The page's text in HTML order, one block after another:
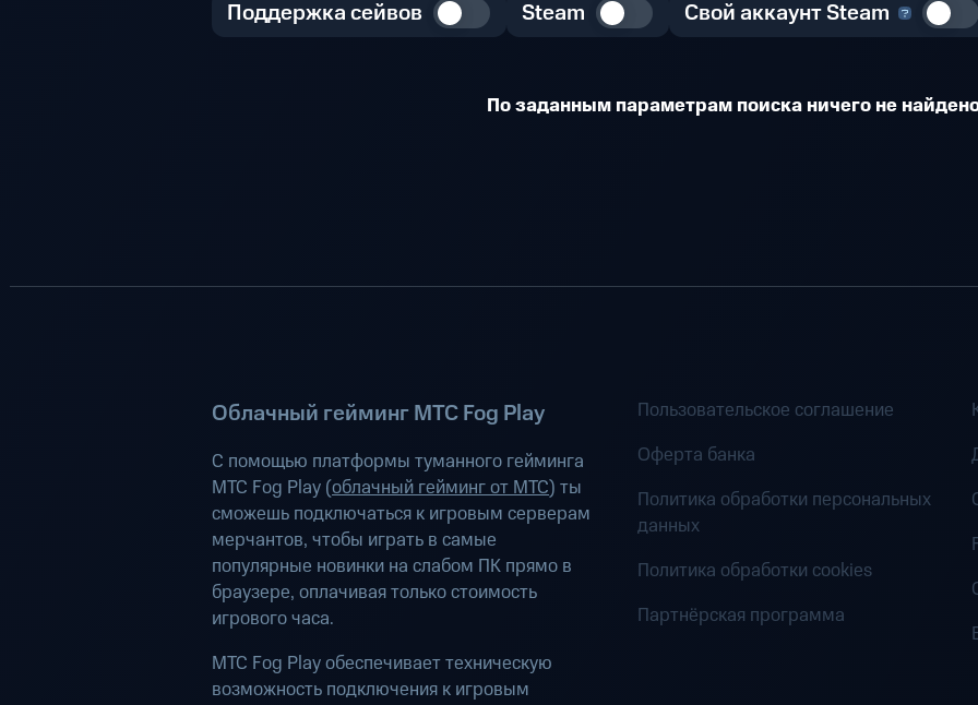
Поддержка сейвов Steam Свой аккаунт Steam
По заданным параметрам поиска ничего не
Облачный гейминг МТС Fog Play
С помощью платформы туманного гейминга
МТС Fog Play (облачный гейминг от МТС) ты
сможешь подключаться к игровым серверам
мерчантов, чтобы играть в самые
популярные новинки на слабом ПК прямо в
браузере, оплачивая только стоимость
игрового часа.
МТС Fog Play обеспечивает техническую
возможность подключения к игровым
Пользовательское соглашение
Оферта банка
Политика обработки персональных
данных
Политика обработки cookies
Партнёрская программа